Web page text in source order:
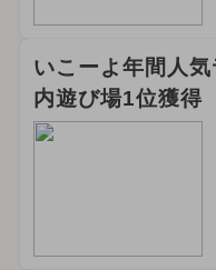
いこーよ年間人
内遊び場1位獲得